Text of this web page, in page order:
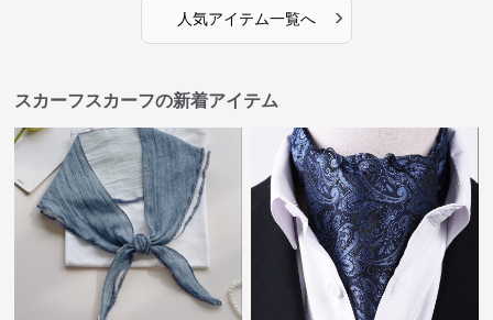
人気アイテム一覧へ ›
スカーフスカーフの新着アイテム